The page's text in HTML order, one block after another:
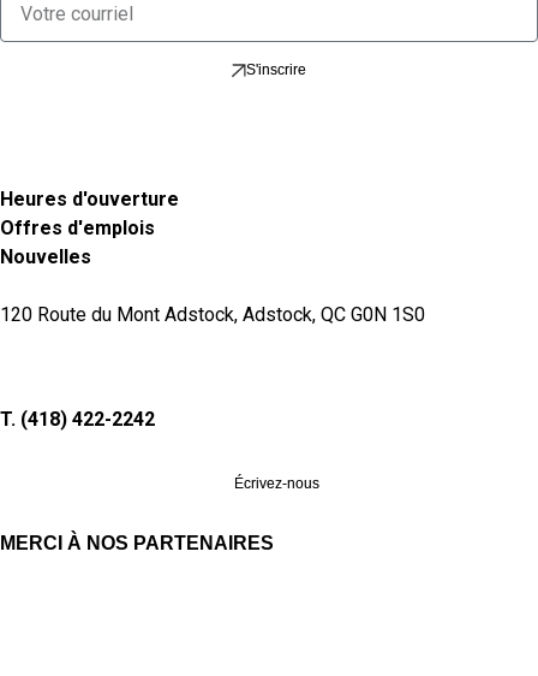
S'inscrire
Heures d'ouverture
Offres d'emplois
Nouvelles
120 Route du Mont Adstock, Adstock, QC G0N 1S0
T. (418) 422-2242
Écrivez-nous
MERCI À NOS PARTENAIRES